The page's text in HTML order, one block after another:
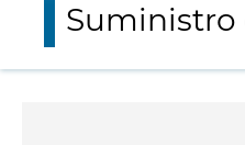
Suministro